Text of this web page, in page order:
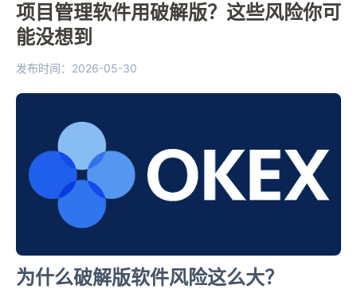
项目管理软件用破解版？这些风险你可
能没想到
发布时间：2026-05-30
为什么破解版软件风险这么大？